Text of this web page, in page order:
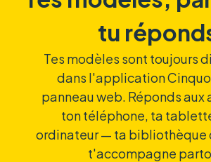
tu
Tes modèles sont toujours
dans l'application Cinquo
panneau web. Réponds aux
ton téléphone, ta
ordinateur — ta bibliothèque
t'accompagne